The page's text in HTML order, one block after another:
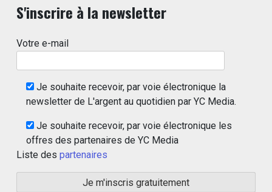
S'inscrire à la newsletter
Votre e-mail
Je souhaite recevoir, par voie électronique la
newsletter de L'argent au quotidien par YC Media.
Je souhaite recevoir, par voie électronique les
offres des partenaires de YC Media
Liste des partenaires